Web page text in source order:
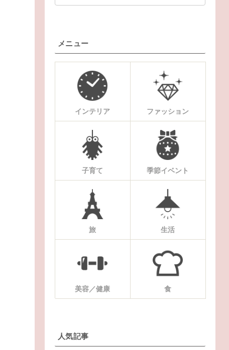
メニュー
インテリア ファッション
子育て 季節イベント
旅 生活
美容／健康 食
人気記事